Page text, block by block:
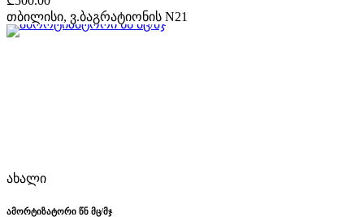
თბილისი, ვ.ბაგრატიონის N21
ახალი
ამორტიზატორი წნ მც/მჯ